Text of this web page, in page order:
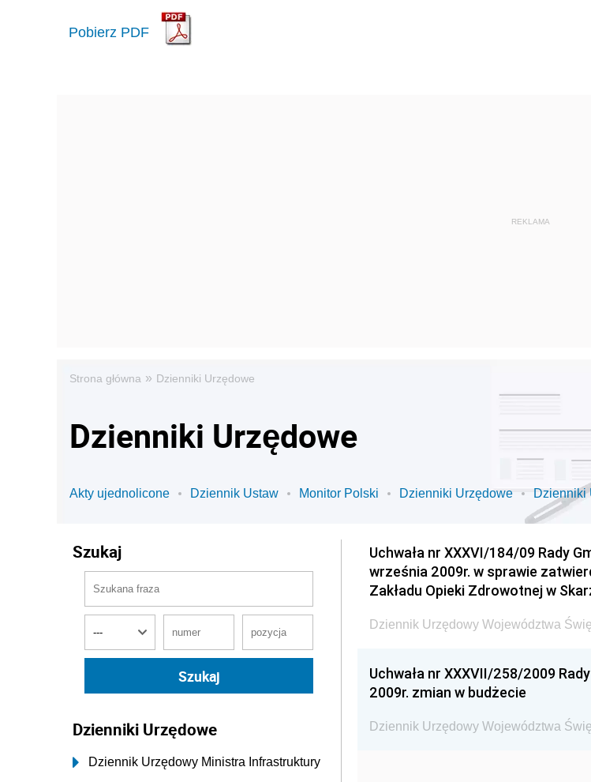
Pobierz PDF
Strona główna » Dzienniki Urzędowe
Dzienniki Urzędowe
Akty ujednolicone Dziennik Ustaw Monitor Polski Dzienniki Urzędowe Dzienniki
Szukaj
Dzienniki Urzędowe
Dziennik Urzędowy Ministra Infrastruktury
Uchwała nr XXXVI/184/09 Rady
września 2009r. w sprawie
Zakładu Opieki Zdrowotnej w
Dziennik Urzędowy Województwa
Uchwała nr XXXVII/258/2009
2009r. zmian w budżecie
Dziennik Urzędowy Województwa